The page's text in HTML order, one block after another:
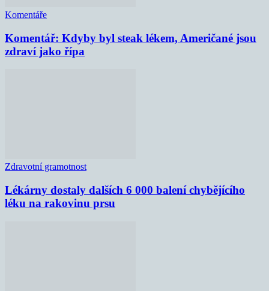
Komentáře
Komentář: Kdyby byl steak lékem, Američané jsou
zdraví jako řípa
Zdravotní gramotnost
Lékárny dostaly dalších 6 000 balení chybějícího
léku na rakovinu prsu